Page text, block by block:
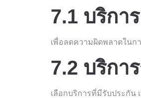
7.1 บริกา
เพื่อลดความผิดพลาดในก
7.2 บริกา
เลือกบริการที่มีรับประกั